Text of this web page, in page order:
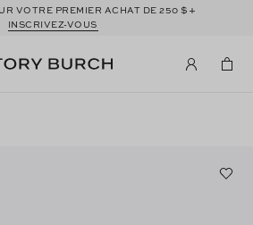
VOTRE PREMIER ACHAT DE 250$+
INSCRIVEZ-VOUS